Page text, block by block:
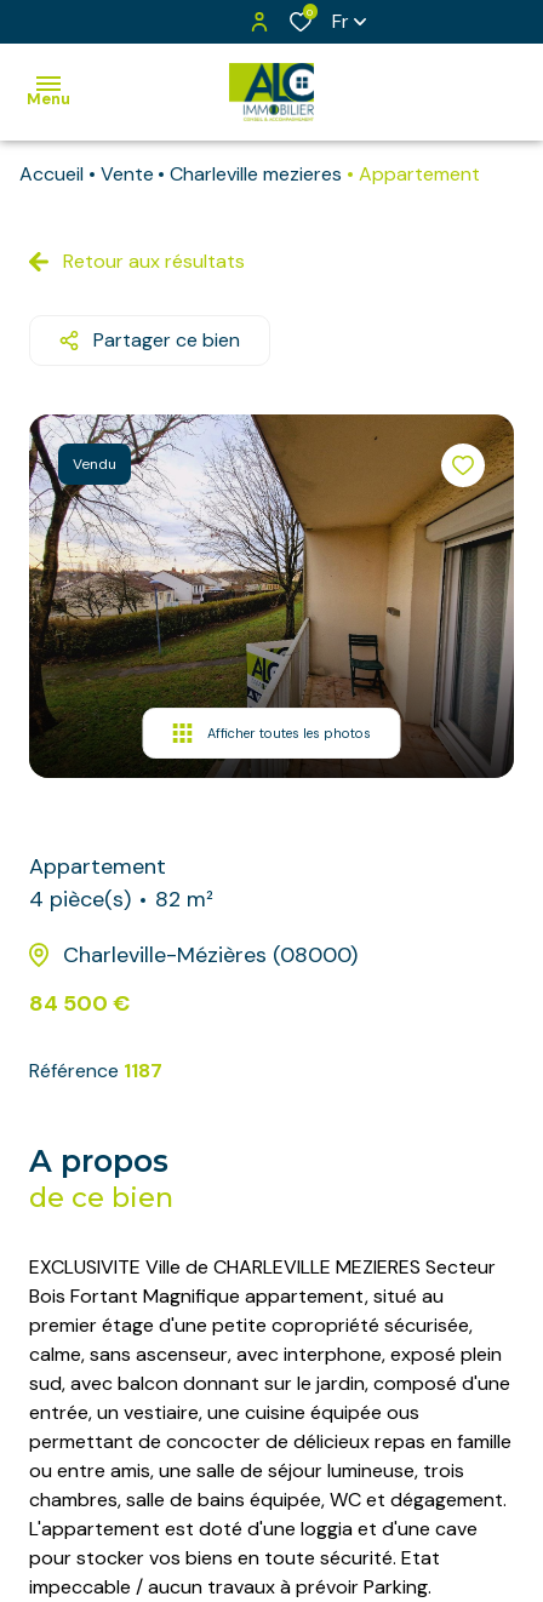
0 Fr
Menu
Maisons
Bâtiments
Terrains
Terrains
à bâtir
Autres
Immobilier
professionnel
Exclusivités
Notre
équipe
Contact
Accueil Vente Charleville mezieres Appartement
Retour aux résultats
Partager ce bien
Vendu
Afficher toutes les photos
Appartement
4 pièce(s)
82 m²
Charleville-Mézières (08000)
84 500 €
Référence 1187
A propos
de ce bien
EXCLUSIVITE Ville de CHARLEVILLE MEZIERES Secteur
Bois Fortant Magnifique appartement, situé au
premier étage d'une petite copropriété sécurisée,
calme, sans ascenseur, avec interphone, exposé plein
sud, avec balcon donnant sur le jardin, composé d'une
entrée, un vestiaire, une cuisine équipée ous
permettant de concocter de délicieux repas en famille
ou entre amis, une salle de séjour lumineuse, trois
chambres, salle de bains équipée, WC et dégagement.
L'appartement est doté d'une loggia et d'une cave
pour stocker vos biens en toute sécurité. Etat
impeccable / aucun travaux à prévoir Parking.